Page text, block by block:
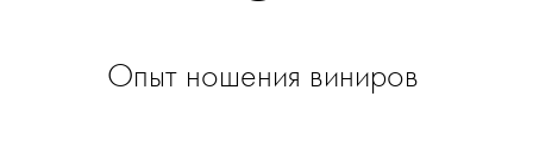
Опыт ношения виниров